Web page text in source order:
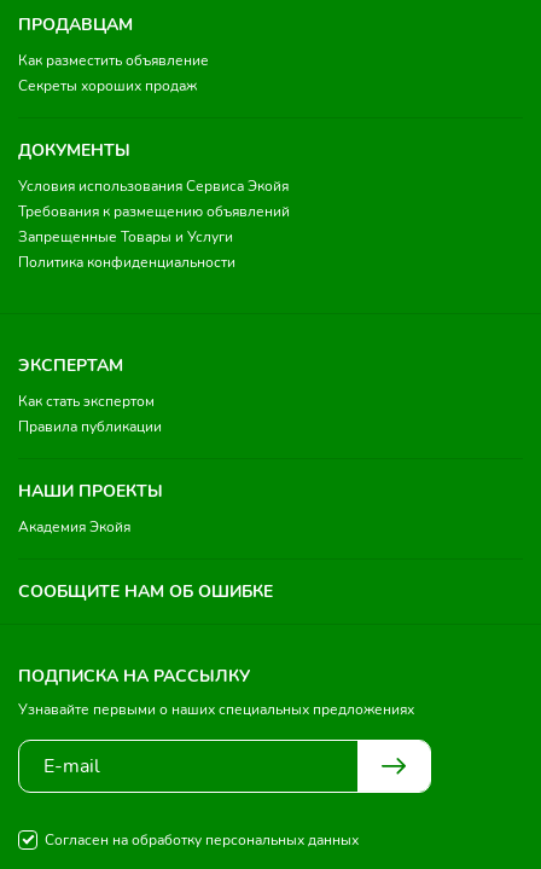
ПРОДАВЦАМ
Как разместить объявление
Секреты хороших продаж
ДОКУМЕНТЫ
Условия использования Сервиса Экойя
Требования к размещению объявлений
Запрещенные Товары и Услуги
Политика конфиденциальности
ЭКСПЕРТАМ
Как стать экспертом
Правила публикации
НАШИ ПРОЕКТЫ
Академия Экойя
СООБЩИТЕ НАМ ОБ ОШИБКЕ
ПОДПИСКА НА РАССЫЛКУ
Узнавайте первыми о наших специальных предложениях
Согласен на обработку персональных данных